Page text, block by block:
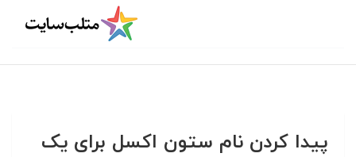
پیدا کردن نام ستون اکسل برای یک